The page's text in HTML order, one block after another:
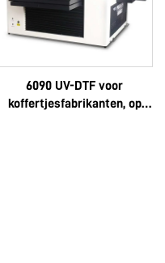
6090 UV-DTF voor
koffertjesfabrikanten, op